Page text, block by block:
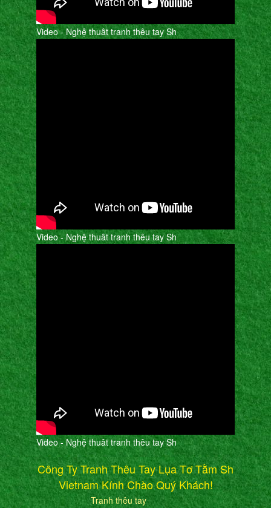
Video - Nghệ thuât tranh thêu tay Sh
Video - Nghệ thuât tranh thêu tay Sh
Video - Nghệ thuât tranh thêu tay Sh
Công Ty Tranh Thêu Tay Lụa Tơ Tằm Sh
Vietnam Kính Chào Quý Khách!
Tranh thêu tay